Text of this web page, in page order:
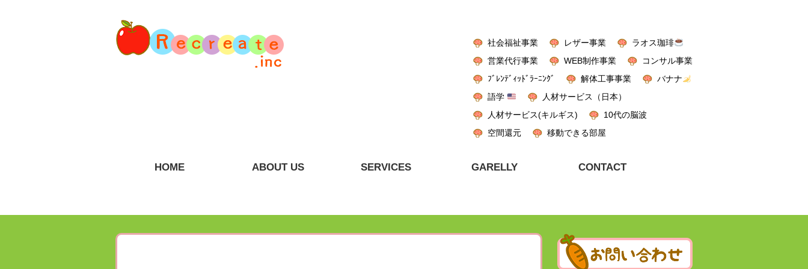
社会福祉事業 レザー事業
ラオス珈琲
営業代行事業
WEB制作事業
コンサル事業
ﾌﾞﾚﾝﾃﾞｨｯﾄﾞﾗｰﾆﾝｸﾞ
解体工事事業
バナナ
語学
人材サービス（日本）
人材サービス(キルギス)
10代の脳波
空間還元
移動できる部屋
HOME ABOUT US SERVICES GARELLY CONTACT